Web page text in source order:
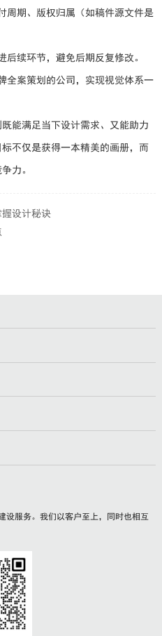
周期、版权归属（如稿件源文件是
续环节，避免后期反复修改。
全案策划的公司，实现视觉体系一
能满足当下设计需求、又能助力
不仅是获得一本精美的画册，而
力。
设计秘诀
设服务。我们以客户至上，同时也相互